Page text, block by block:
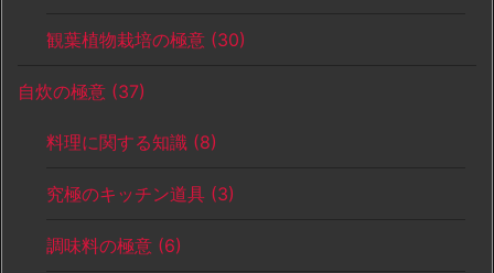
観葉植物栽培の極意 (30)
自炊の極意 (37)
料理に関する知識 (8)
究極のキッチン道具 (3)
調味料の極意 (6)